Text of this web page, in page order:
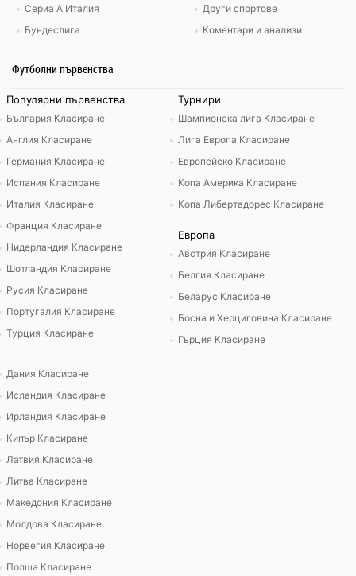
Сериа А Италия
Бундеслига
Други спортове
Коментари и анализи
Футболни първенства
Популярни първенства
България Класиране
Англия Класиране
Германия Класиране
Испания Класиране
Италия Класиране
Франция Класиране
Нидерландия Класиране
Шотландия Класиране
Русия Класиране
Португалия Класиране
Турция Класиране
Турнири
Шампионска лига Класиране
Лига Европа Класиране
Европейско Класиране
Копа Америка Класиране
Копа Либертадорес Класиране
Европа
Австрия Класиране
Белгия Класиране
Беларус Класиране
Босна и Херциговина Класиране
Гърция Класиране
Дания Класиране
Исландия Класиране
Ирландия Класиране
Кипър Класиране
Латвия Класиране
Литва Класиране
Македония Класиране
Молдова Класиране
Норвегия Класиране
Полша Класиране